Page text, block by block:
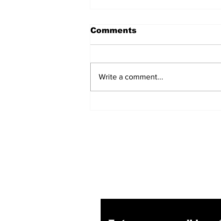
Comments
Write a comment...